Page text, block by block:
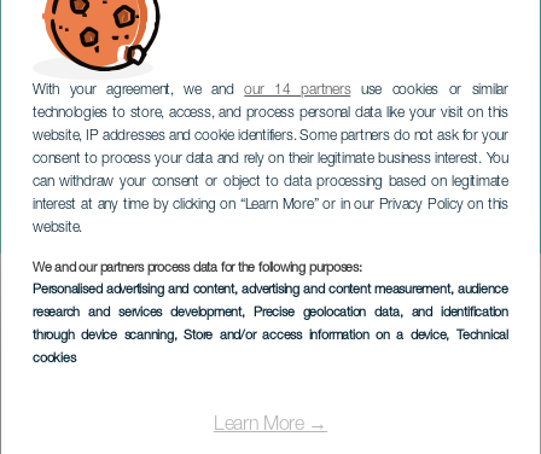
With your agreement, we andour 14 partnersuse cookies or similar
technologies to store, access, and process personal data like your visit on this
website, IP addresses and cookie identifiers. Some partners do not ask for your
consent to process your data and rely on their legitimate business interest. You
can withdraw your consent or object to data processing based on legitimate
interest at any time by clicking on “Learn More” or in our Privacy Policy on this
website.
We and our partners process data for the following purposes:
Personalised advertising and content, advertising and content measurement, audience
research and services development, Precise geolocation data, and identification
through device scanning, Store and/or access information on a device, Technical
cookies
Learn More →
Paisanos
TENERIFE
Imagen
Listado